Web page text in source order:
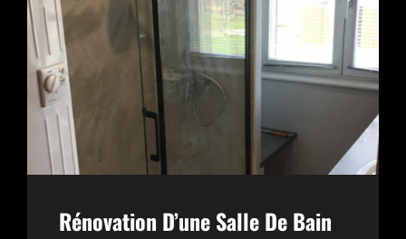
Rénovation D’une Salle De Bain